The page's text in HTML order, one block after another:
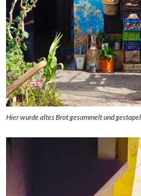
Hier wurde altes Brot gesammelt und